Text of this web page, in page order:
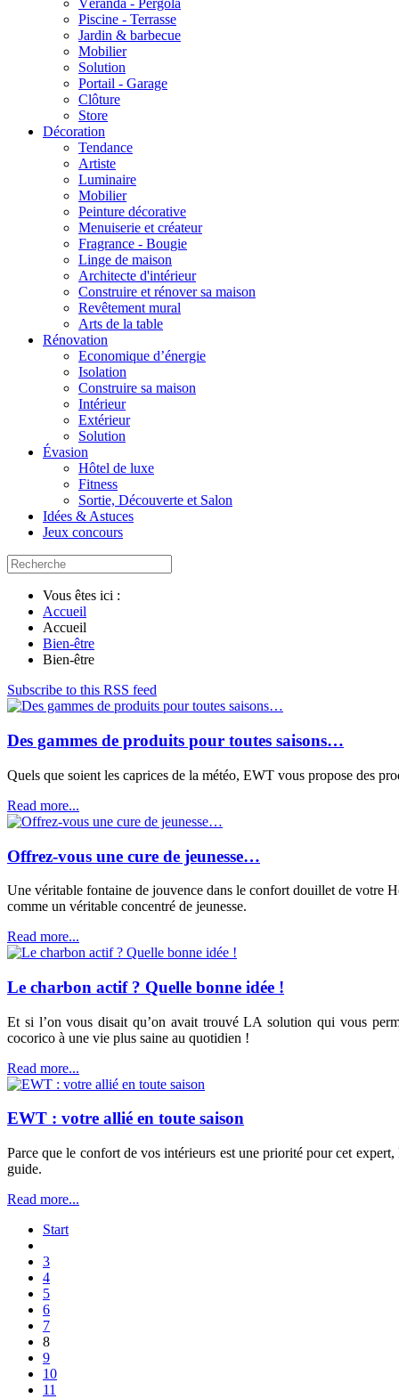
Véranda - Pergola
Piscine - Terrasse
Jardin & barbecue
Mobilier
Solution
Portail - Garage
Clôture
Store
Décoration
Tendance
Artiste
Luminaire
Mobilier
Peinture décorative
Menuiserie et créateur
Fragrance - Bougie
Linge de maison
Architecte d'intérieur
Construire et rénover sa maison
Revêtement mural
Arts de la table
Rénovation
Economique d’énergie
Isolation
Construire sa maison
Intérieur
Extérieur
Solution
Évasion
Hôtel de luxe
Fitness
Sortie, Découverte et Salon
Idées & Astuces
Jeux concours
Vous êtes ici :
Accueil
Accueil
Bien-être
Bien-être
Subscribe to this RSS feed
Des gammes de produits pour toutes saisons…
Quels que soient les caprices de la météo, EWT vous propose des
Read more...
Offrez-vous une cure de jeunesse…
Une véritable fontaine de jouvence dans le confort douillet de votre
comme un véritable concentré de jeunesse.
Read more...
Le charbon actif ? Quelle bonne idée !
Et si l’on vous disait qu’on avait trouvé LA solution qui vous
cocorico à une vie plus saine au quotidien !
Read more...
EWT : votre allié en toute saison
Parce que le confort de vos intérieurs est une priorité pour cet
guide.
Read more...
Start
3
4
5
6
7
8
9
10
11